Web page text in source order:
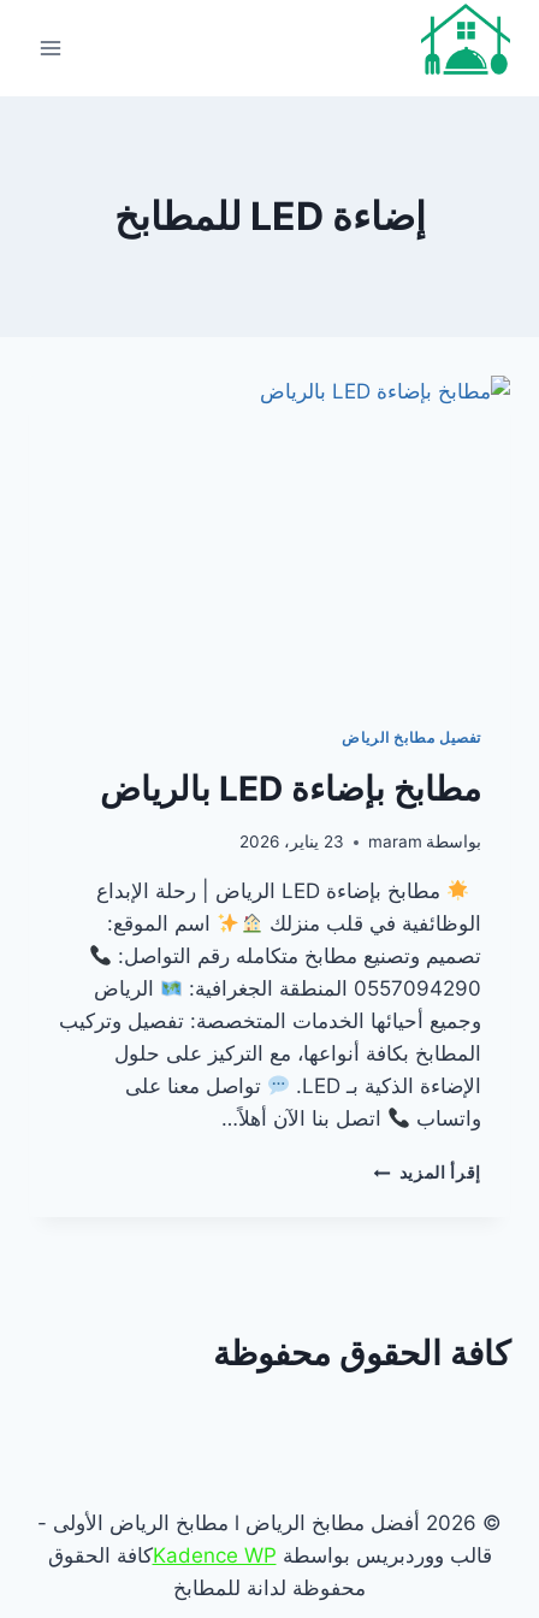
التجاوز
المحتوى
إضاءة LED للمطابخ
تفصيل مطابخ الرياض
مطابخ بإضاءة LED بالرياض
بواسطة maram 23 يناير، 2026
مطابخ بإضاءة LED الرياض | رحلة الإبداع
الوظائفية في قلب منزلك
اسم الموقع:
تصميم وتصنيع مطابخ متكامله رقم التواصل:
0557094290 المنطقة الجغرافية:
الرياض
وجميع أحيائها الخدمات المتخصصة: تفصيل وتركيب
المطابخ بكافة أنواعها، مع التركيز على حلول
الإضاءة الذكية بـ LED.
تواصل معنا على
واتساب
اتصل بنا الآن أهلاً…
إقرأ المزيد مطابخ
كافة الحقوق محفوظة
© 2026 أفضل مطابخ الرياض l مطابخ الرياض الأولى -
قالب ووردبريس بواسطة Kadence WPكافة الحقوق
محفوظة لدانة للمطابخ